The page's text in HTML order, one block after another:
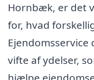
Hornbæk, er det
for, hvad
vifte af ydelser,